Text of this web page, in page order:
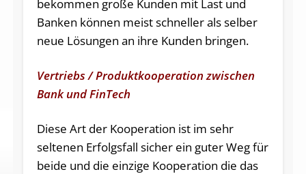
bekommen große Kunden mit Last und
Banken können meist schneller als selber
neue Lösungen an ihre Kunden bringen.
Vertriebs / Produktkooperation zwischen
Bank und FinTech
Diese Art der Kooperation ist im sehr
seltenen Erfolgsfall sicher ein guter Weg für
beide und die einzige Kooperation die das